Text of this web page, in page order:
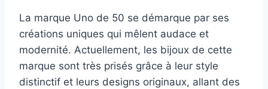
La marque Uno de 50 se démarque par ses
créations uniques qui mêlent audace et
modernité. Actuellement, les bijoux de cette
marque sont très prisés grâce à leur style
distinctif et leurs designs originaux, allant des